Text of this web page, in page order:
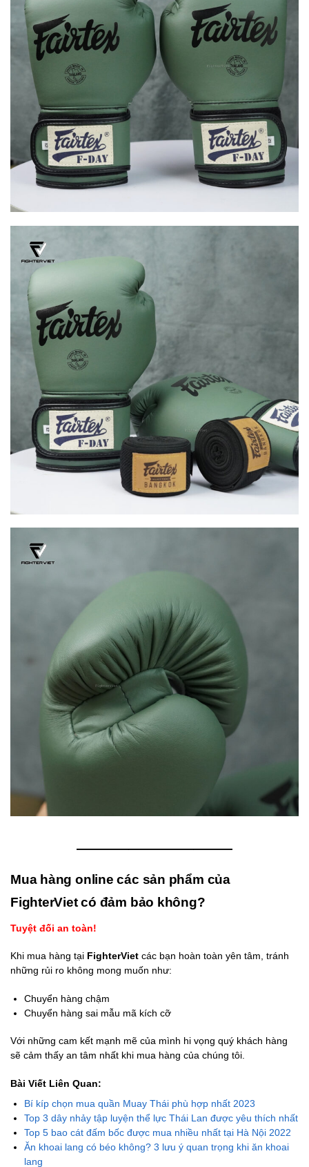
————————————
Mua hàng online các sản phẩm của
FighterViet có đảm bảo không?
Tuyệt đối an toàn!
Khi mua hàng tại FighterViet các bạn hoàn toàn yên tâm, tránh
những rủi ro không mong muốn như:
Chuyển hàng chậm
Chuyển hàng sai mẫu mã kích cỡ
Với những cam kết mạnh mẽ của mình hi vọng quý khách hàng
sẽ cảm thấy an tâm nhất khi mua hàng của chúng tôi.
Bài Viết Liên Quan:
Bí kíp chọn mua quần Muay Thái phù hợp nhất 2023
Top 3 dây nhảy tập luyện thể lực Thái Lan được yêu thích nhất
Top 5 bao cát đấm bốc được mua nhiều nhất tại Hà Nội 2022
Ăn khoai lang có béo không? 3 lưu ý quan trọng khi ăn khoai
lang